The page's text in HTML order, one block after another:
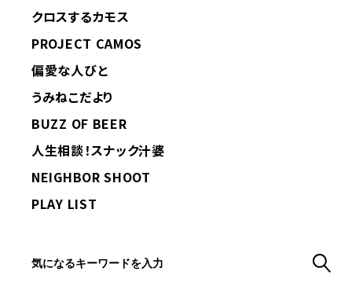
クロスするカモス
PROJECT CAMOS
偏愛な人びと
うみねこだより
BUZZ OF BEER
人生相談！スナック汁婆
NEIGHBOR SHOOT
PLAY LIST